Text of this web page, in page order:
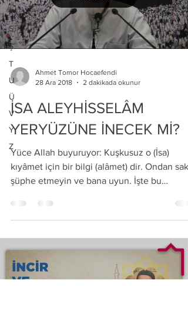
R
S
Ş
T
U
Ü
V
Y
Z
Ahmet Tomor Hocaefendi
28 Ara 2018
2 dakikada okunur
İSA ALEYHİSSELÂM
YERYÜZÜNE İNECEK Mİ?
Yüce Allah buyuruyor: Kuşkusuz o (İsa)
kıyâmet için bir bilgi (alâmet) dir. Ondan
şüphe etmeyin ve bana uyun. İşte bu